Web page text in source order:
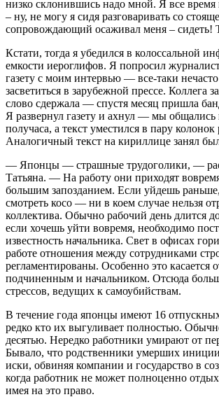
низко склонившись надо мной. Я все время
– ну, не могу я сидя разговаривать со
сопровождающий осаживал меня – сидеть!
Кстати, тогда я убедился в колоссальной
емкости иероглифов. Я попросил
газету с моим интервью — все-таки нечасто
засветиться в зарубежной прессе. Коллега
слово сдержала — спустя месяц пришла
Я развернул газету и ахнул — мы общались
получаса, а текст уместился в пару
Аналогичный текст на кириллице занял
— Японцы — страшные трудоголики, —
Татьяна. — На работу они приходят
большим запозданием. Если уйдешь раньше,
смотреть косо — ни в коем случае нельзя
коллектива. Обычно рабочий день длится
если хочешь уйти вовремя, необходимо
известность начальника. Свет в офисах
работе отношения между сотрудниками
регламентированы. Особенно это
подчиненным и начальником. Отсюда
стрессов, ведущих к самоубийствам.
В течение года японцы имеют 16
редко кто их выгуливает полностью.
десятью. Нередко работники умирают от
Бывало, что родственники умерших
иски, обвиняя компании и государство в
когда работник не может полноценно
имея на это право.